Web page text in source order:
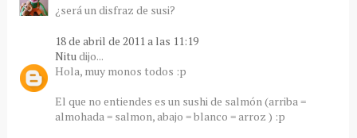
¿será un disfraz de susi?
18 de abril de 2011 a las 11:19
Nitudijo...
Hola, muy monos todos :p
El que no entiendes es un sushi de salmón (arriba =
almohada = salmon, abajo = blanco = arroz ) :p